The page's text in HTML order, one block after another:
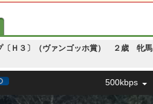
〔Ｈ３〕（ヴァンゴッホ賞） ２歳 牝馬
500kbps